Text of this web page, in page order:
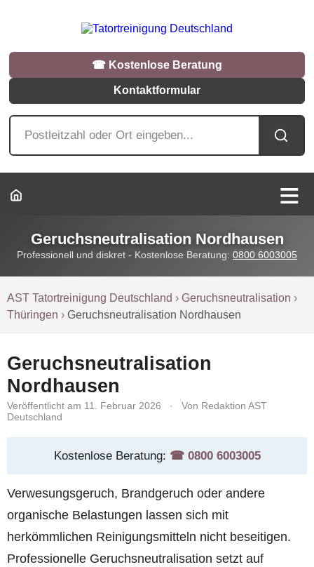
☎︎ Kostenlose Beratung
Kontaktformular
Geruchsneutralisation Nordhausen
Professionell und diskret - Kostenlose Beratung: 0800 6003005
AST Tatortreinigung Deutschland ›Geruchsneutralisation ›
Thüringen ›Geruchsneutralisation Nordhausen
Geruchsneutralisation
Nordhausen
Veröffentlicht am 11. Februar 2026 ·
Von Redaktion AST
Deutschland
Kostenlose Beratung: ☎︎ 0800 6003005
Verwesungsgeruch, Brandgeruch oder andere
organische Belastungen lassen sich mit
herkömmlichen Reinigungsmitteln nicht beseitigen.
Professionelle Geruchsneutralisation setzt auf